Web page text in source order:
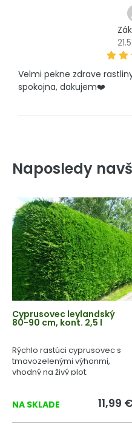
Velmi pekne zdrave
spokojna, dakujem❤️
Naposledy
Cyprusovec leylandský
80-90 cm, kont. 2,5 l
Rýchlo rastúci cyprusovec s
tmavozelenými výhonmi,
vhodný na živý plot.
NA SKLADE 11,99